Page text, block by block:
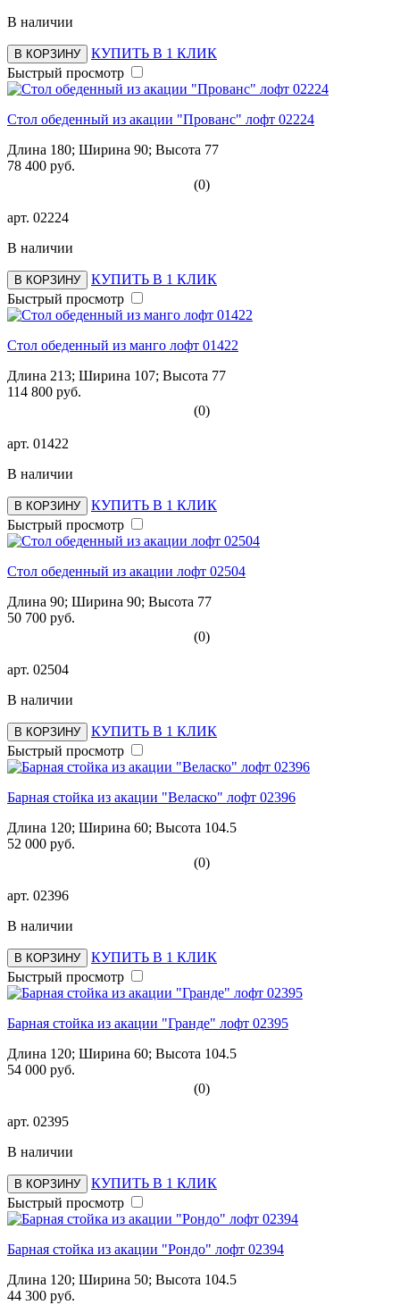
В наличии
В КОРЗИНУ
КУПИТЬ В 1 КЛИК
Быстрый просмотр
Стол обеденный из акации "Прованс" лофт 02224
Длина 180; Ширина 90; Высота 77
78 400 руб.
(0)
арт. 02224
В наличии
В КОРЗИНУ
КУПИТЬ В 1 КЛИК
Быстрый просмотр
Стол обеденный из манго лофт 01422
Длина 213; Ширина 107; Высота 77
114 800 руб.
(0)
арт. 01422
В наличии
В КОРЗИНУ
КУПИТЬ В 1 КЛИК
Быстрый просмотр
Стол обеденный из акации лофт 02504
Длина 90; Ширина 90; Высота 77
50 700 руб.
(0)
арт. 02504
В наличии
В КОРЗИНУ
КУПИТЬ В 1 КЛИК
Быстрый просмотр
Барная стойка из акации "Веласко" лофт 02396
Длина 120; Ширина 60; Высота 104.5
52 000 руб.
(0)
арт. 02396
В наличии
В КОРЗИНУ
КУПИТЬ В 1 КЛИК
Быстрый просмотр
Барная стойка из акации "Гранде" лофт 02395
Длина 120; Ширина 60; Высота 104.5
54 000 руб.
(0)
арт. 02395
В наличии
В КОРЗИНУ
КУПИТЬ В 1 КЛИК
Быстрый просмотр
Барная стойка из акации "Рондо" лофт 02394
Длина 120; Ширина 50; Высота 104.5
44 300 руб.